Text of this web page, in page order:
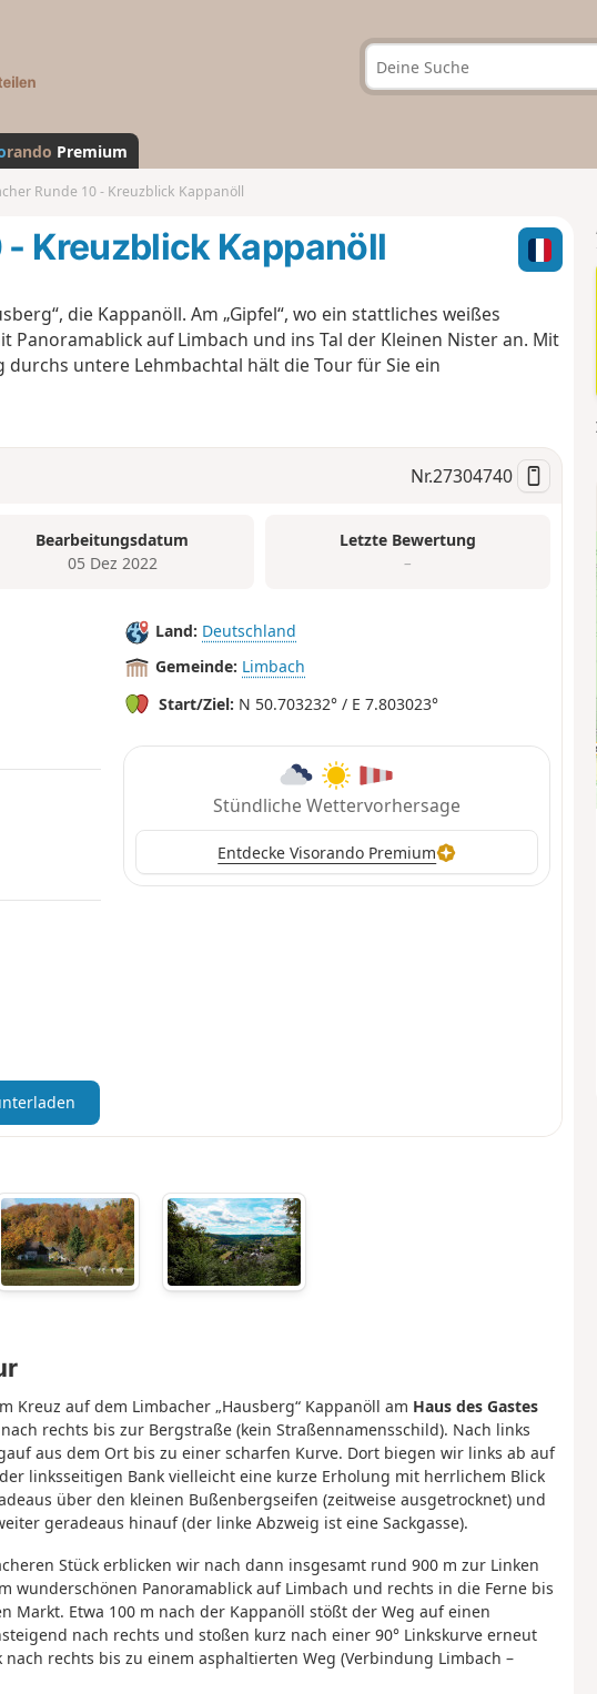
a
n
d
rando Premium
Runde 10 - Kreuzblick Kappanöll
- Kreuzblick Kappanöll
die Kappanöll. Am „Gipfel“, wo ein stattliches weißes
Panoramablick auf Limbach und ins Tal der Kleinen Nister an. Mit
untere Lehmbachtal hält die Tour für Sie ein
Nr.27304740
Bearbeitungsdatum
05 Dez 2022
Letzte Bewertung
–
Land: Deutschland
Gemeinde: Limbach
Start/Ziel: N 50.703232° / E 7.803023°
Stündliche Wettervorhersage
Entdecke Visorando Premium
Kreuz auf dem Limbacher „Hausberg“ Kappanöll am Haus des Gastes
rechts bis zur Bergstraße (kein Straßennamensschild). Nach links
aus dem Ort bis zu einer scharfen Kurve. Dort biegen wir links ab auf
linksseitigen Bank vielleicht eine kurze Erholung mit herrlichem Blick
über den kleinen Bußenbergseifen (zeitweise ausgetrocknet) und
geradeaus hinauf (der linke Abzweig ist eine Sackgasse).
Stück erblicken wir nach dann insgesamt rund 900 m zur Linken
wunderschönen Panoramablick auf Limbach und rechts in die Ferne bis
Markt. Etwa 100 m nach der Kappanöll stößt der Weg auf einen
nach rechts und stoßen kurz nach einer 90° Linkskurve erneut
rechts bis zu einem asphaltierten Weg (Verbindung Limbach –